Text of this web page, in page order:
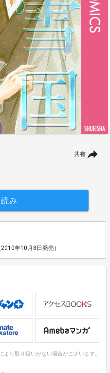
共有
み
2010年10月8日発売）
より取り扱いがない場合がございます。